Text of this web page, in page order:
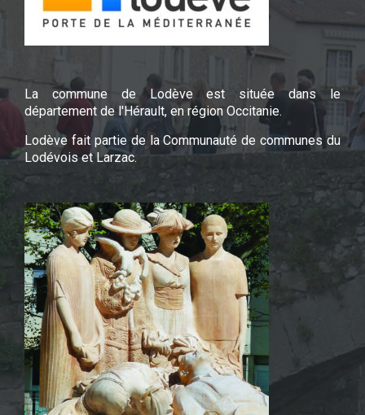
La commune de Lodève est située dans le
département de l'Hérault, en région Occitanie.
Lodève fait partie de la Communauté de communes du
Lodévois et Larzac.